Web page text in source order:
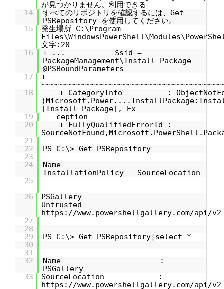
が見つかりません。利用できる
14
すべてのリポジトリを確認するには、Get-
PSRepository を使用してください。
15
発生場所 C:\Program
文字:20
16
+ ... $sid =
PackageManagement\Install-Package
@PSBoundParameters
17
+
18
+ CategoryInfo :
[Install-Package], Ex
19
ception
20
+ FullyQualifiedErrorId :
21
22
PS C:\> Get-PSRepository
23
24
Name
InstallationPolicy SourceLocation
25
---- ----------
-------- --------------
26
PSGallery
Untrusted
https://www.powershellgallery.com/api/v2
27
28
29
PS C:\> Get-PSRepository|select *
30
31
32
Name :
PSGallery
33
SourceLocation :
https://www.powershellgallery.com/api/v2